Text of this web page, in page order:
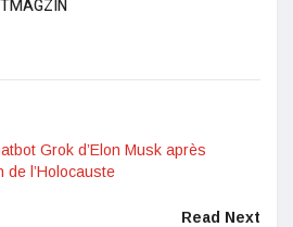
Grok d’Elon Musk après
l’Holocauste
Read Next